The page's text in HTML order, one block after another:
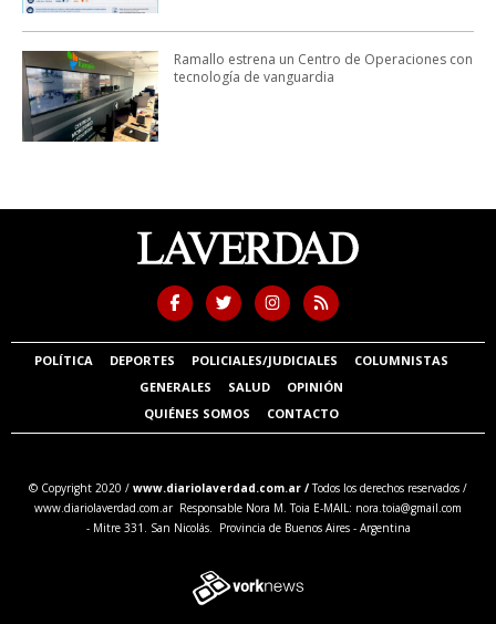
Ramallo estrena un Centro de Operaciones con
tecnología de vanguardia
POLÍTICA DEPORTES POLICIALES/JUDICIALES
COLUMNISTAS
GENERALES
SALUD
OPINIÓN
QUIÉNES SOMOS
CONTACTO
© Copyright 2020 / www.diariolaverdad.com.ar /Todos los derechos reservados /
www.diariolaverdad.com.ar Responsable Nora M. Toia E-MAIL: nora.toia@gmail.com
- Mitre 331. San Nicolás. Provincia de Buenos Aires - Argentina